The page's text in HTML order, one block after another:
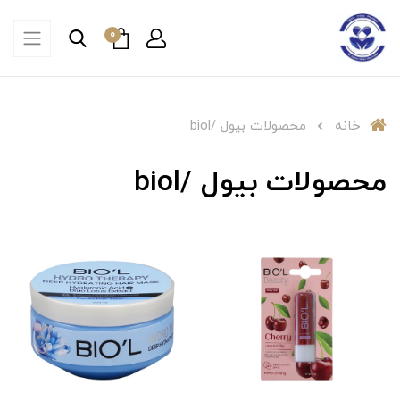
0
خانه محصولات بیول /biol
محصولات بیول /biol